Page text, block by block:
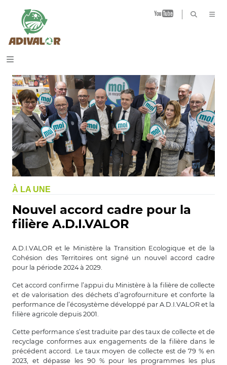
B
À LA UNE
Nouvel accord cadre pour la
filière A.D.I.VALOR
A.D.I.VALOR et le Ministère la Transition Ecologique et de la
Cohésion des Territoires ont signé un nouvel accord cadre
pour la période 2024 à 2029.
Cet accord confirme l’appui du Ministère à la filière de collecte
et de valorisation des déchets d’agrofourniture et conforte la
performance de l’écosystème développé par A.D.I.VALOR et la
filière agricole depuis 2001.
Cette performance s’est traduite par des taux de collecte et de
recyclage conformes aux engagements de la filière dans le
précédent accord. Le taux moyen de collecte est de 79 % en
2023, et dépasse les 90 % pour les programmes les plus